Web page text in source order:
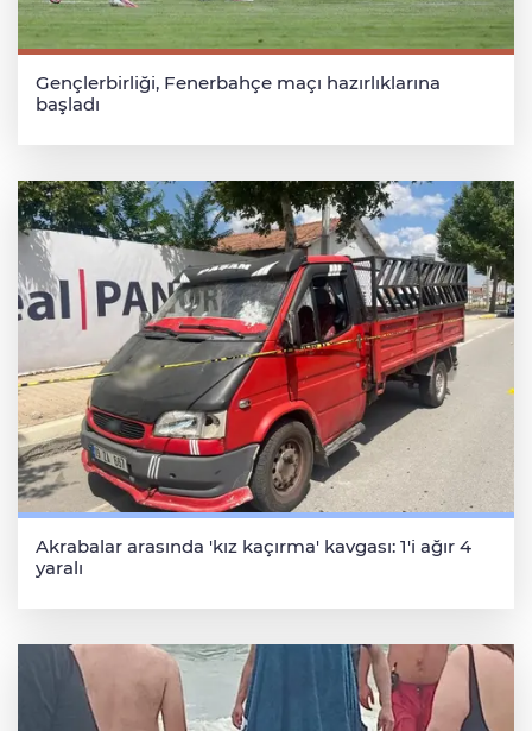
Gençlerbirliği, Fenerbahçe maçı hazırlıklarına
başladı
Akrabalar arasında 'kız kaçırma' kavgası: 1'i ağır 4
yaralı